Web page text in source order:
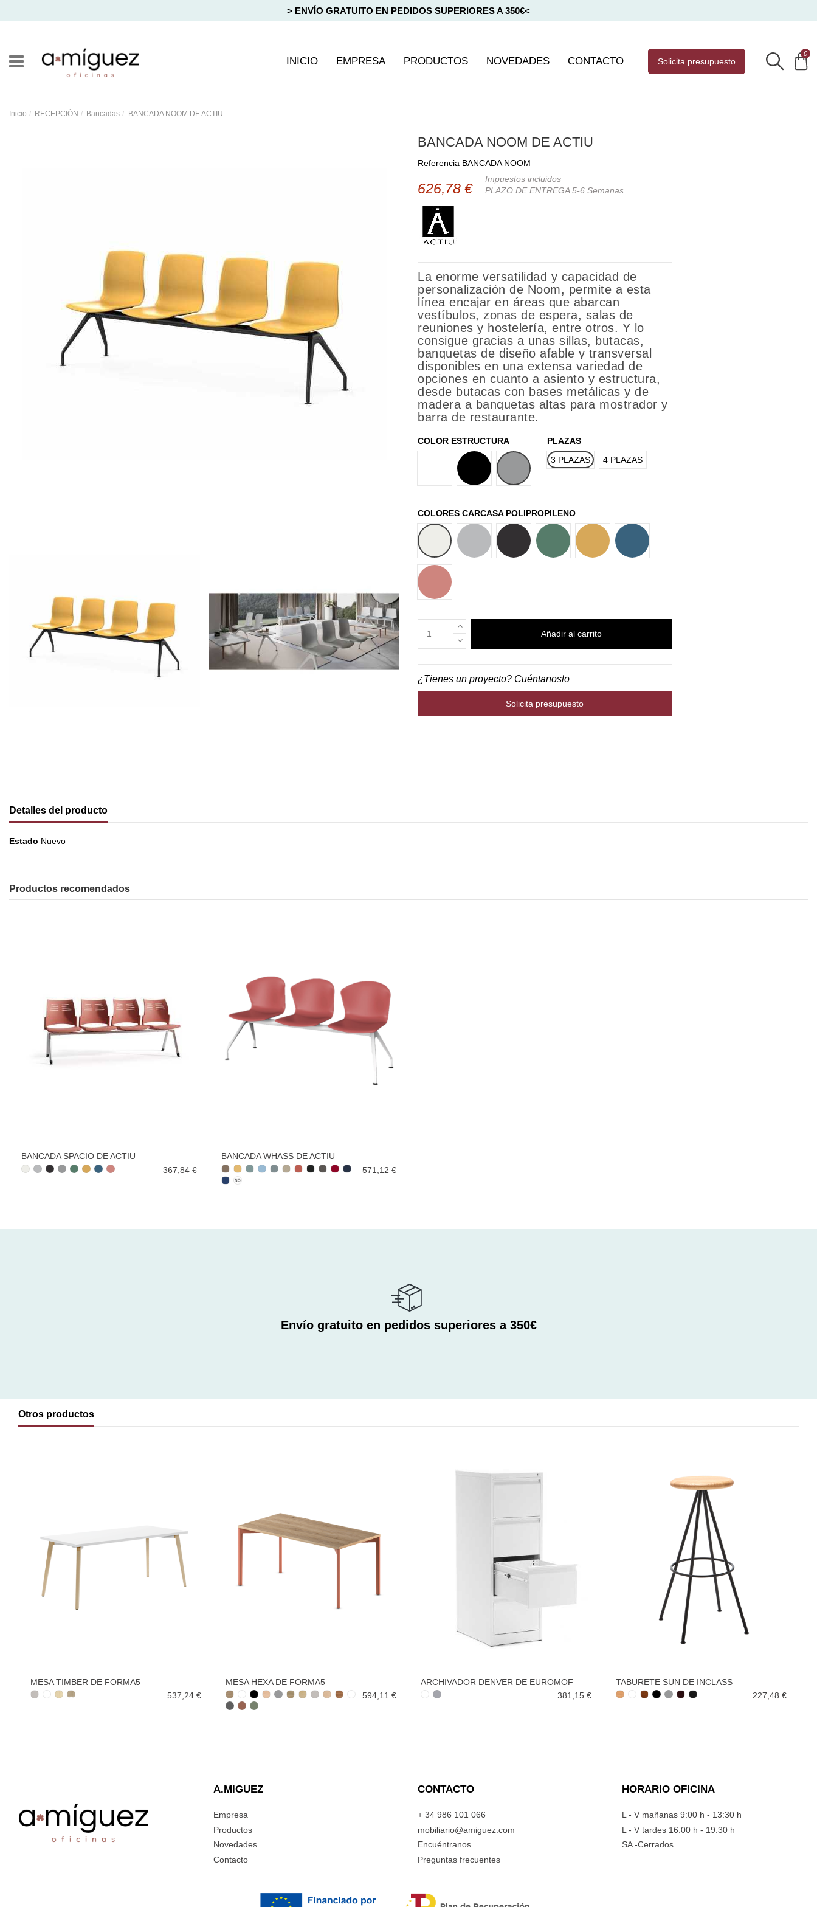
> ENVÍO GRATUITO EN PEDIDOS SUPERIORES A 350€<
INICIO EMPRESA PRODUCTOS NOVEDADES CONTACTO solicita presupuesto
0
Inicio RECEPCIÓN Bancadas BANCADA NOOM DE ACTIU
BANCADA NOOM DE ACTIU
Referencia BANCADA NOOM
626,78 €
Impuestos incluidos
PLAZO DE ENTREGA 5-6 Semanas
La enorme versatilidad y capacidad de
personalización de Noom, permite a esta
línea encajar en áreas que abarcan
vestíbulos, zonas de espera, salas de
reuniones y hostelería, entre otros. Y lo
consigue gracias a unas sillas, butacas,
banquetas de diseño afable y transversal
disponibles en una extensa variedad de
opciones en cuanto a asiento y estructura,
desde butacas con bases metálicas y de
madera a banquetas altas para mostrador y
barra de restaurante.
COLOR ESTRUCTURA
BLANCO
NEGRO GRIS ALUMINIO
PLAZAS
3 PLAZAS
4 PLAZAS
COLORES CARCASA POLIPROPILENO
BLANCO
GRIS NEGRO VERDE MOSTAZA AZUL OSCURO
CORAL
Añadir al carrito
¿Tienes un proyecto? Cuéntanoslo
Solicita presupuesto
Detalles del producto
Estado Nuevo
Productos recomendados
BANCADA SPACIO DE ACTIU
367,84 €
BANCADA WHASS DE ACTIU
571,12 €
Envío gratuito en pedidos superiores a 350€
Otros productos
MESA TIMBER DE FORMA5
537,24 €
MESA HEXA DE FORMA5
594,11 €
ARCHIVADOR DENVER DE EUROMOF
381,15 €
TABURETE SUN DE INCLASS
227,48 €
A.MIGUEZ
Empresa
Productos
Novedades
Contacto
CONTACTO
+ 34 986 101 066
mobiliario@amiguez.com
Encuéntranos
Preguntas frecuentes
HORARIO OFICINA
L - V mañanas 9:00 h - 13:30 h
L - V tardes 16:00 h - 19:30 h
SA -Cerrados